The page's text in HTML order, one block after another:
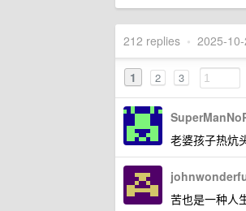
212 replies • 2025-
1 2 3
老婆孩子热炕
苦也是一种人